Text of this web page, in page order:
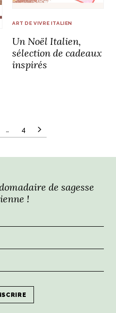
ART DE VIVRE ITALIEN
Un Noël Italien,
sélection de cadeaux
inspirés
… 4
de sagesse
!